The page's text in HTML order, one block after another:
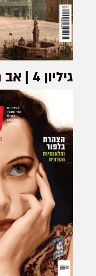
גיליון 4 | אב תש"ע